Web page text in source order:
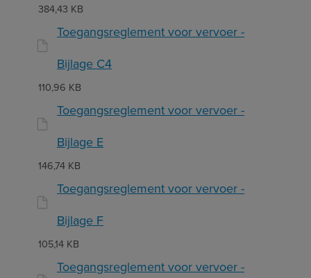
384,43 KB
Toegangsreglement voor vervoer -
Bijlage C4
110,96 KB
Toegangsreglement voor vervoer -
Bijlage E
146,74 KB
Toegangsreglement voor vervoer -
Bijlage F
105,14 KB
Toegangsreglement voor vervoer -